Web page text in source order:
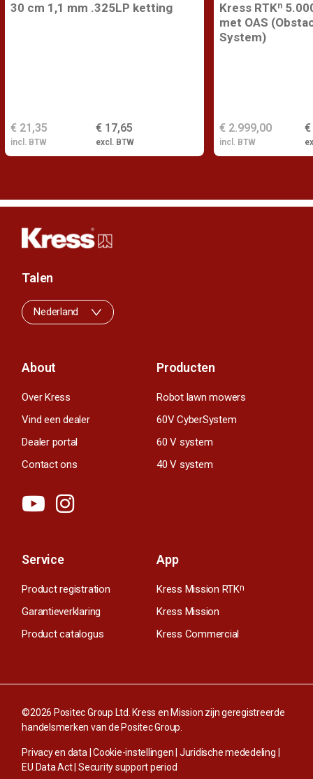
30 cm 1,1 mm .325LP ketting
€ 17,65
excl. BTW
€ 21,35
incl. BTW
Kress RTKⁿ
met OAS
System)
€
€ 2.999,00
incl. BTW
About
Over Kress
Vind een dealer
Dealer portal
Contact ons
Producten
Robot lawn mowers
60V CyberSystem
60 V system
40 V system
Service
Product registration
Garantieverklaring
Product catalogus
App
Kress Mission RTKn
Kress Mission
Kress Commercial
Talen
Nederland
©2026 Positec Group Ltd. Kress en Mission zijn geregistreerde
handelsmerken van de Positec Group.
Privacy en data |Cookie-instellingen Juridische mededeling
EU Data Act|Security support period